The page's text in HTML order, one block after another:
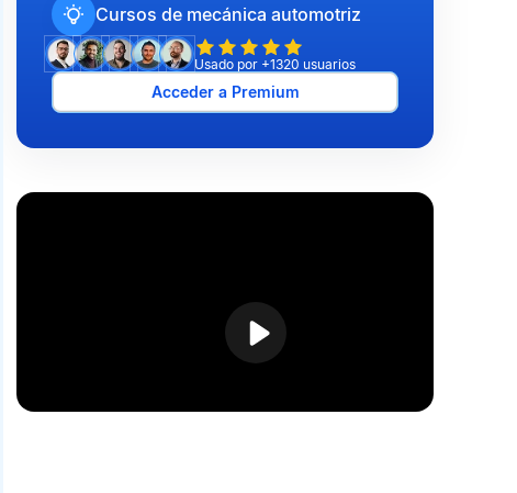
Cursos de mecánica automotriz
Usado por +1320 usuarios
Acceder a Premium